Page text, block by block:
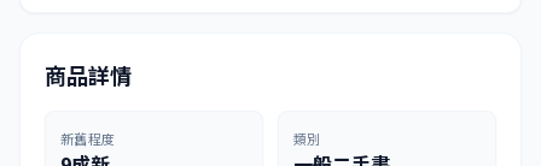
商品詳情
新舊程度 類別